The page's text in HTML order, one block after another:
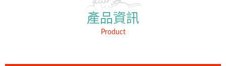
產品資訊
Product